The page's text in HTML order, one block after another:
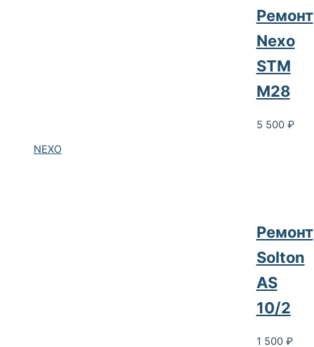
NEXO
Ремонт
Nexo
STM
M28
5 500 ₽
Ремонт
Solton
AS
10/2
1 500 ₽